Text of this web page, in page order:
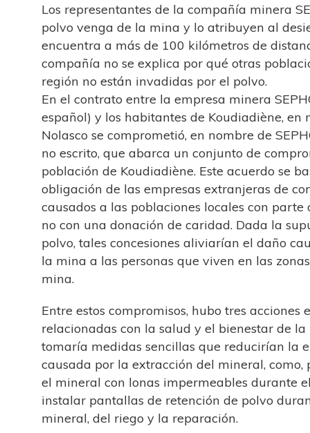
Los representantes de la compañía minera
polvo venga de la mina y lo atribuyen al
encuentra a más de 100 kilómetros de
compañía no se explica por qué otras
región no están invadidas por el polvo.
En el contrato entre la empresa minera
español) y los habitantes de Koudiadiène, en
Nolasco se comprometió, en nombre de
no escrito, que abarca un conjunto de
población de Koudiadiène. Este acuerdo se
obligación de las empresas extranjeras de
causados ​​a las poblaciones locales con parte
no con una donación de caridad. Dada la
polvo, tales concesiones aliviarían el daño
la mina a las personas que viven en las
mina.
Entre estos compromisos, hubo tres acciones
relacionadas con la salud y el bienestar de la
tomaría medidas sencillas que reducirían la
causada por la extracción del mineral, como,
el mineral con lonas impermeables durante
instalar pantallas de retención de polvo
mineral, del riego y la reparación.